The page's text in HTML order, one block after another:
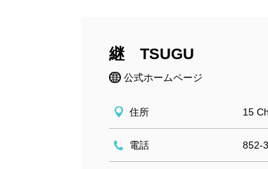
継 TSUGU
公式ホームページ
住所 15
電話 852-